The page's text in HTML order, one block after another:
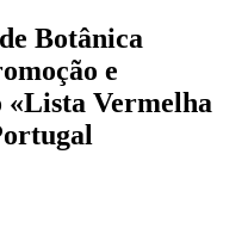
Botânica
e
«Lista Vermelha